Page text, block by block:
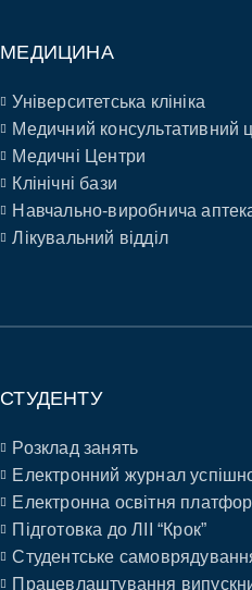
МЕДИЦИНА
Університетська клініка
Медичний консультативний
Медичні Центри
Клінічні бази
Навчально-виробнича
Лікувальний відділ
СТУДЕНТУ
Розклад занять
Електронний журнал
Електронна освітня
Підготовка до ЛІІ “Крок”
Студентське
Працевлаштування